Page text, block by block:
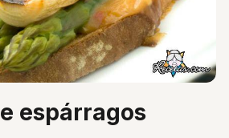
espárragos